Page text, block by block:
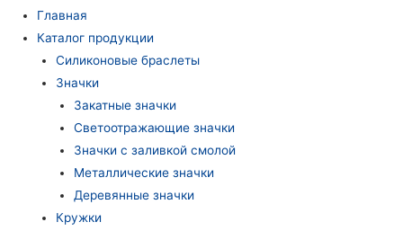
Главная
Каталог продукции
Силиконовые браслеты
Значки
Закатные значки
Светоотражающие значки
Значки с заливкой смолой
Металлические значки
Деревянные значки
Кружки